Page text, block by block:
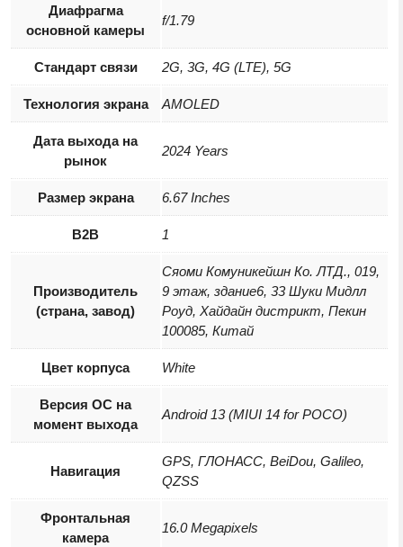
Диафрагма
основной камеры
f/1.79
Стандарт связи 2G, 3G, 4G (LTE), 5G
Технология экрана AMOLED
Дата выхода на
рынок
2024 Years
Размер экрана 6.67 Inches
B2B 1
Производитель
(страна, завод)
Сяоми Комуникейшн Ко. ЛТД., 019,
9 этаж, здание6, 33 Шуки Мидлл
Роуд, Хайдайн дистрикт, Пекин
100085, Китай
Цвет корпуса White
Версия ОС на
момент выхода
Android 13 (MIUI 14 for POCO)
Навигация
GPS, ГЛОНАСС, BeiDou, Galileo,
QZSS
Фронтальная
камера
16.0 Megapixels